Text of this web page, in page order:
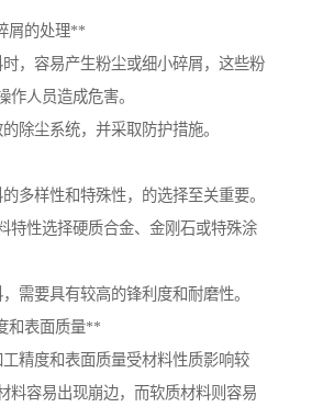
屑的处理**
，容易产生粉尘或细小碎屑，这些粉
作人员造成危害。
除尘系统，并采取防护措施。
多样性和特殊性，的选择至关重要。
特性选择硬质合金、金刚石或特殊涂
需要具有较高的锋利度和耐磨性。
和表面质量**
精度和表面质量受材料性质影响较
料容易出现崩边，而软质材料则容易